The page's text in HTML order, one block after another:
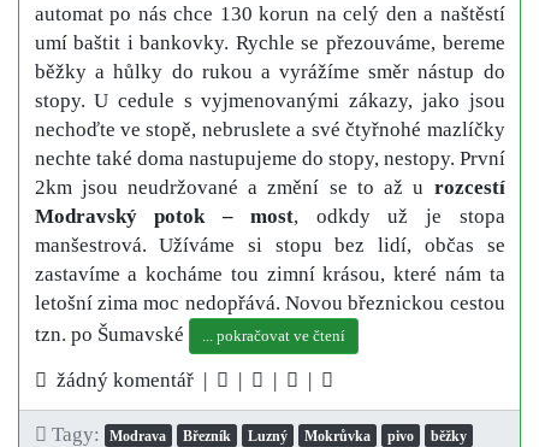
automat po nás chce 130 korun na celý den a naštěstí
umí baštit i bankovky. Rychle se přezouváme, bereme
běžky a hůlky do rukou a vyrážíme směr nástup do
stopy. U cedule s vyjmenovanými zákazy, jako jsou
nechoďte ve stopě, nebruslete a své čtyřnohé mazlíčky
nechte také doma nastupujeme do stopy, nestopy. První
2km jsou neudržované a změní se to až u rozcestí
Modravský potok – most, odkdy už je stopa
manšestrová. Užíváme si stopu bez lidí, občas se
zastavíme a kocháme tou zimní krásou, které nám ta
letošní zima moc nedopřává. Novou březnickou cestou
tzn. po Šumavské
... pokračovat ve čtení
žádný komentář | | | |
Tagy: Modrava Březník Luzný Mokrůvka pivo
běžky